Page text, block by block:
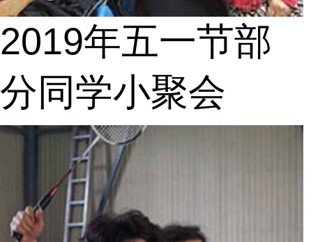
2019年五一节部
分同学小聚会